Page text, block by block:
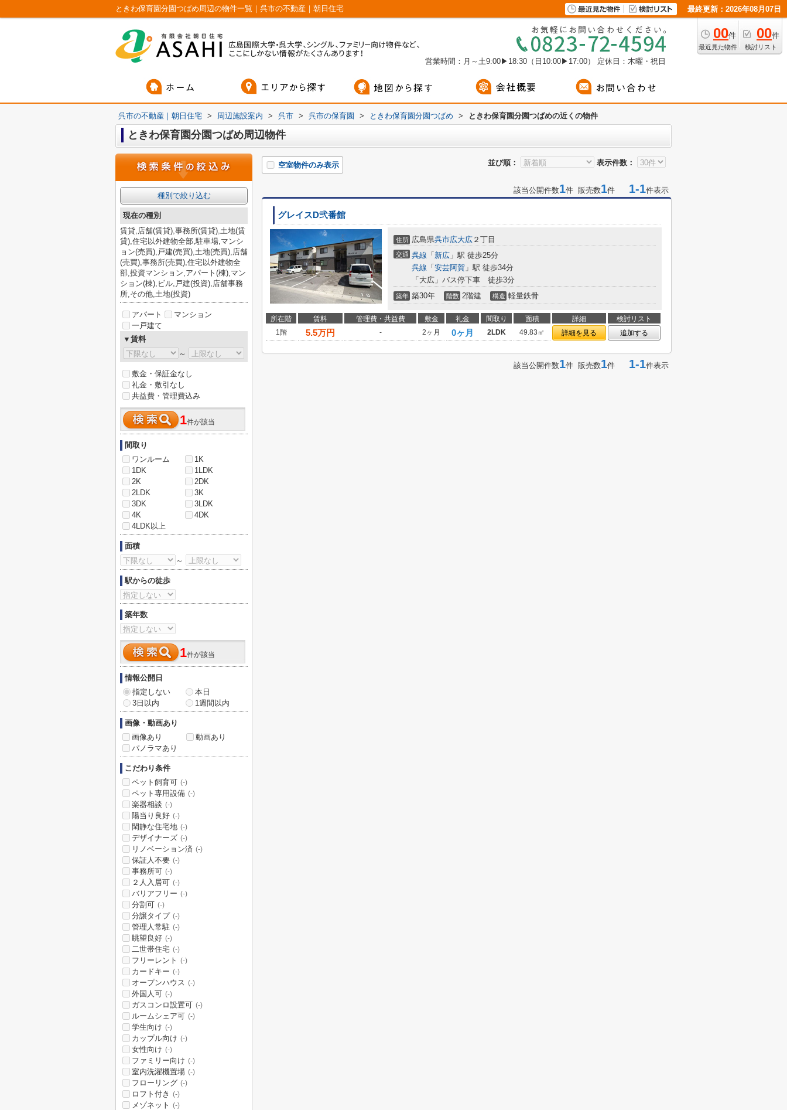
ときわ保育園分園つばめ周辺の物件一覧｜呉市の不動産｜朝日住宅 最終更新：2026年08月07日
00件
最近見た物件
00件
検討リスト
営業時間：月～土9:00▶18:30（日10:00▶17:00） 定休日：木曜・祝日
呉市の不動産｜朝日住宅 > 周辺施設案内 > 呉市 > 呉市の保育園 > ときわ保育園分園つばめ > ときわ保育園分園つばめの近くの物件
ときわ保育園分園つばめ周辺物件
並び順： 表示件数：
空室物件のみ表示
該当公開件数1件 販売数1件 1-1件表示
グレイスD弐番館
住所 広島県呉市広大広 ２丁目
交通 呉線 「 新広 」駅 徒歩25分
呉線 「 安芸阿賀 」駅 徒歩34分
「大広」バス停下車 徒歩3分
築年 築30年 階数 2階建 構造 軽量鉄骨
所在階 賃料 管理費・共益費 敷金 礼金 間取り 面積 詳細
検討リスト
1階
5.5万円 - 2ヶ月 0ヶ月 2LDK 49.83㎡ 詳細を見る 追加する
該当公開件数1件 販売数1件 1-1件表示
種別で絞り込む
現在の種別
賃貸,店舗(賃貸),事務所(賃貸),土地(賃
貸),住宅以外建物全部,駐車場,マンシ
ョン(売買),戸建(売買),土地(売買),店舗
(売買),事務所(売買),住宅以外建物全
部,投資マンション,アパート(棟),マン
ション(棟),ビル,戸建(投資),店舗事務
所,その他,土地(投資)
アパート
マンション
一戸建て
▼賃料
～
敷金・保証金なし
礼金・敷引なし
共益費・管理費込み
1件が該当
間取り
ワンルーム
1K
1DK
1LDK
2K
2DK
2LDK
3K
3DK
3LDK
4K
4DK
4LDK以上
面積
～
駅からの徒歩
築年数
1件が該当
情報公開日
指定しない
本日
3日以内
1週間以内
画像・動画あり
画像あり
動画あり
パノラマあり
こだわり条件
ペット飼育可 (-)
ペット専用設備 (-)
楽器相談 (-)
陽当り良好 (-)
閑静な住宅地 (-)
デザイナーズ (-)
リノベーション済 (-)
保証人不要 (-)
事務所可 (-)
２人入居可 (-)
バリアフリー (-)
分割可 (-)
分譲タイプ (-)
管理人常駐 (-)
眺望良好 (-)
二世帯住宅 (-)
フリーレント (-)
カードキー (-)
オープンハウス (-)
外国人可 (-)
ガスコンロ設置可 (-)
ルームシェア可 (-)
学生向け (-)
カップル向け (-)
女性向け (-)
ファミリー向け (-)
室内洗濯機置場 (-)
フローリング (-)
ロフト付き (-)
メゾネット (-)